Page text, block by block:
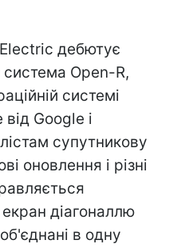
дебютує
система Open-R,
системі
Google і
супутникову
оновлення і різні
діагоналлю
в одну